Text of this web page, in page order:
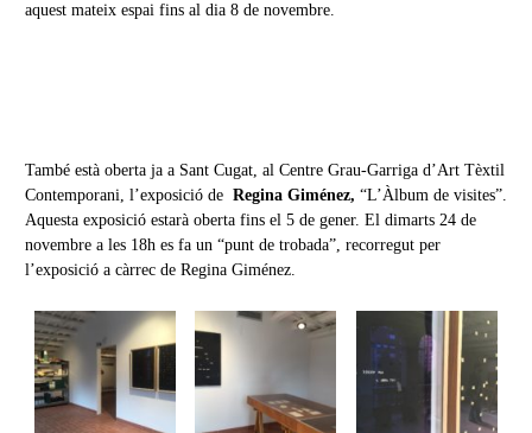
aquest mateix espai fins al dia 8 de novembre.
També està oberta ja a Sant Cugat, al Centre Grau-Garriga d’Art Tèxtil
Contemporani, l’exposició de Regina Giménez, “L’Àlbum de visites”.
Aquesta exposició estarà oberta fins el 5 de gener. El dimarts 24 de
novembre a les 18h es fa un “punt de trobada”, recorregut per
l’exposició a càrrec de Regina Giménez.